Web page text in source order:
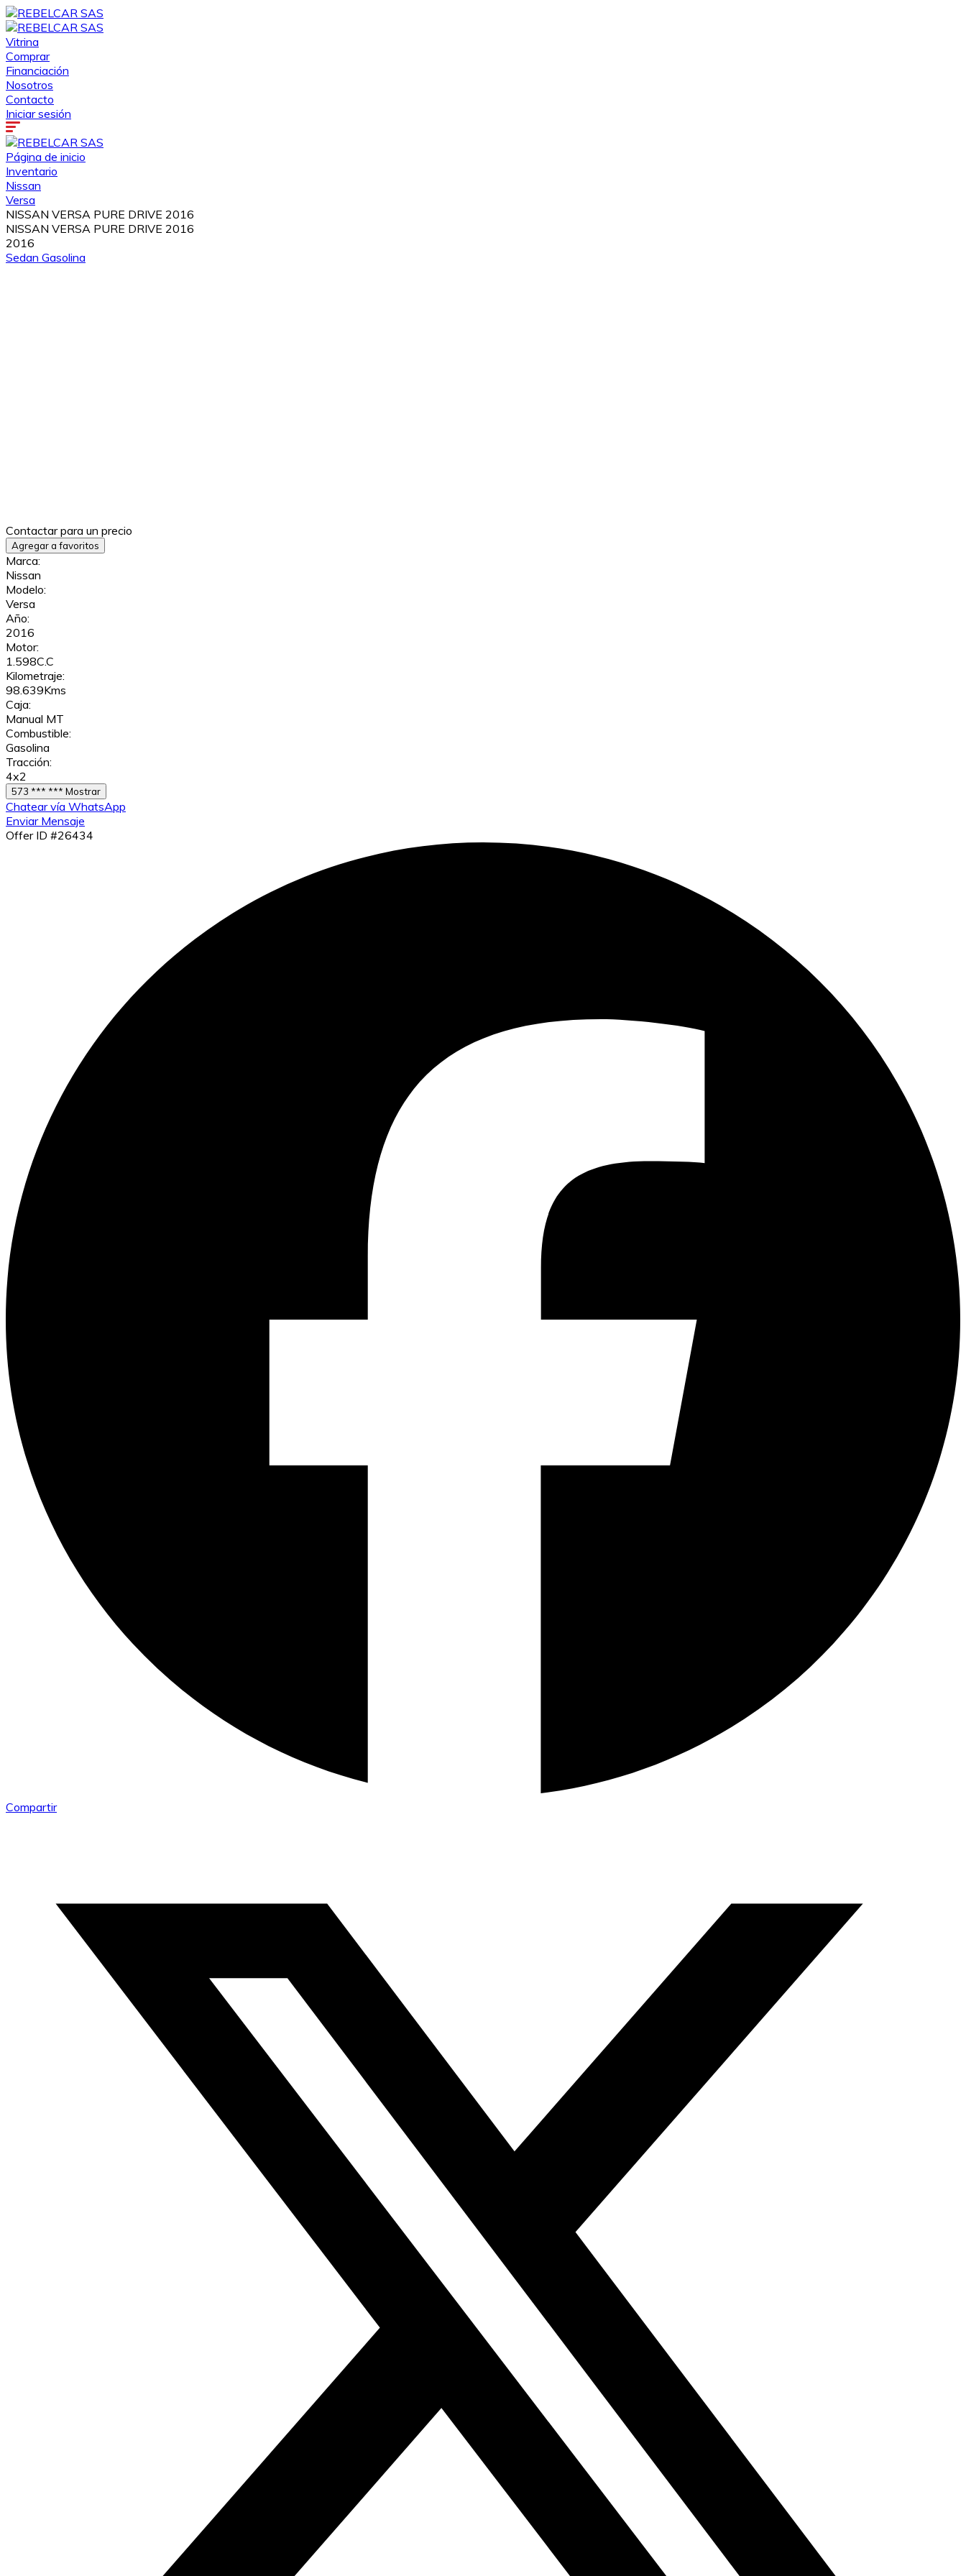
Vitrina
Comprar
Financiación
Nosotros
Contacto
Iniciar sesión
Página de inicio
Inventario
Nissan
Versa
NISSAN VERSA PURE DRIVE 2016
NISSAN VERSA PURE DRIVE 2016
2016
Sedan Gasolina
Contactar para un precio
Agregar a favoritos
Marca:
Nissan
Modelo:
Versa
Año:
2016
Motor:
1.598C.C
Kilometraje:
98.639Kms
Caja:
Manual MT
Combustible:
Gasolina
Tracción:
4x2
573 *** *** Mostrar
Chatear vía WhatsApp
Enviar Mensaje
Offer ID #26434
Compartir